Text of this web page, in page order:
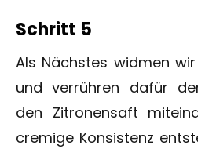
Schritt 5
Als Nächstes widmen
und verrühren dafür
den Zitronensaft
cremige Konsistenz